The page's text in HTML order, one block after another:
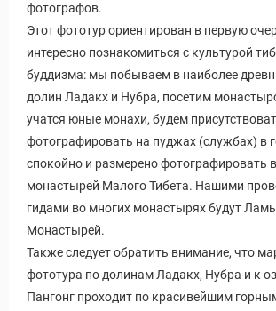
фотографов.
Этот фототур ориентирован в первую
интересно познакомиться с культурой
буддизма: мы побываем в наиболее
долин Ладакх и Нубра, посетим
учатся юные монахи, будем
фотографировать на пуджах (службах) в
спокойно и размерено фотографировать
монастырей Малого Тибета. Нашими
гидами во многих монастырях будут
Монастырей.
Также следует обратить внимание, что
фототура по долинам Ладакх, Нубра и к
Пангонг проходит по красивейшим